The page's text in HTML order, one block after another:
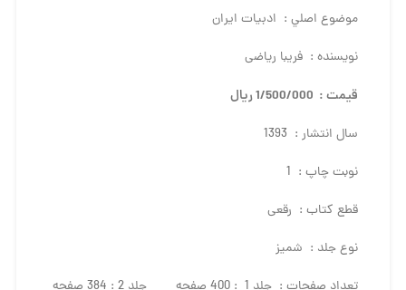
موضوع اصلي : ادبیات ایران
نويسنده : فریبا ریاضی
قيمت : 1/500/000 ريال
سال انتشار : 1393
نوبت چاپ : 1
قطع كتاب : رقعی
نوع جلد : شمیز